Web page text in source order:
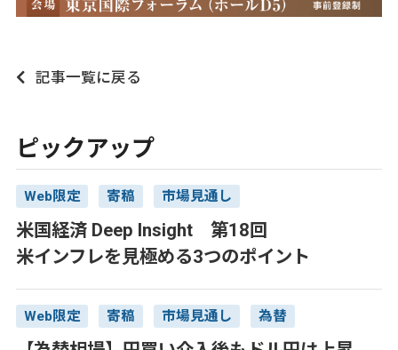
記事一覧に戻る
ピックアップ
Web限定 寄稿 市場見通し
米国経済 Deep Insight 第18回
米インフレを見極める3つのポイント
Web限定 寄稿 市場見通し 為替